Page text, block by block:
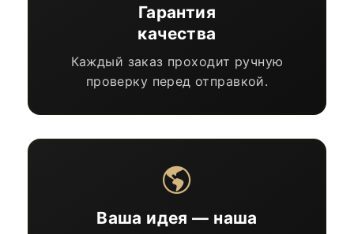
Гарантия
качества
Каждый заказ проходит ручную
проверку перед отправкой.
Ваша идея — наша